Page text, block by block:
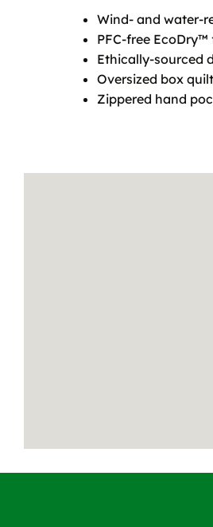
Wind- and water-
PFC-free
Ethically-sourced
Oversized box
Zippered hand